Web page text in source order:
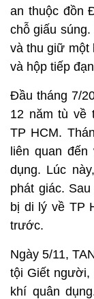
an thuộc đồn
chỗ giấu
và thu giữ một
và hộp tiếp
Đầu tháng 7/
12 năm tù về
TP HCM.
liên quan
dụng. Lúc
phát giác.
bị di lý về TP
trước.
Ngày 5/11,
tội Giết người,
khí quân